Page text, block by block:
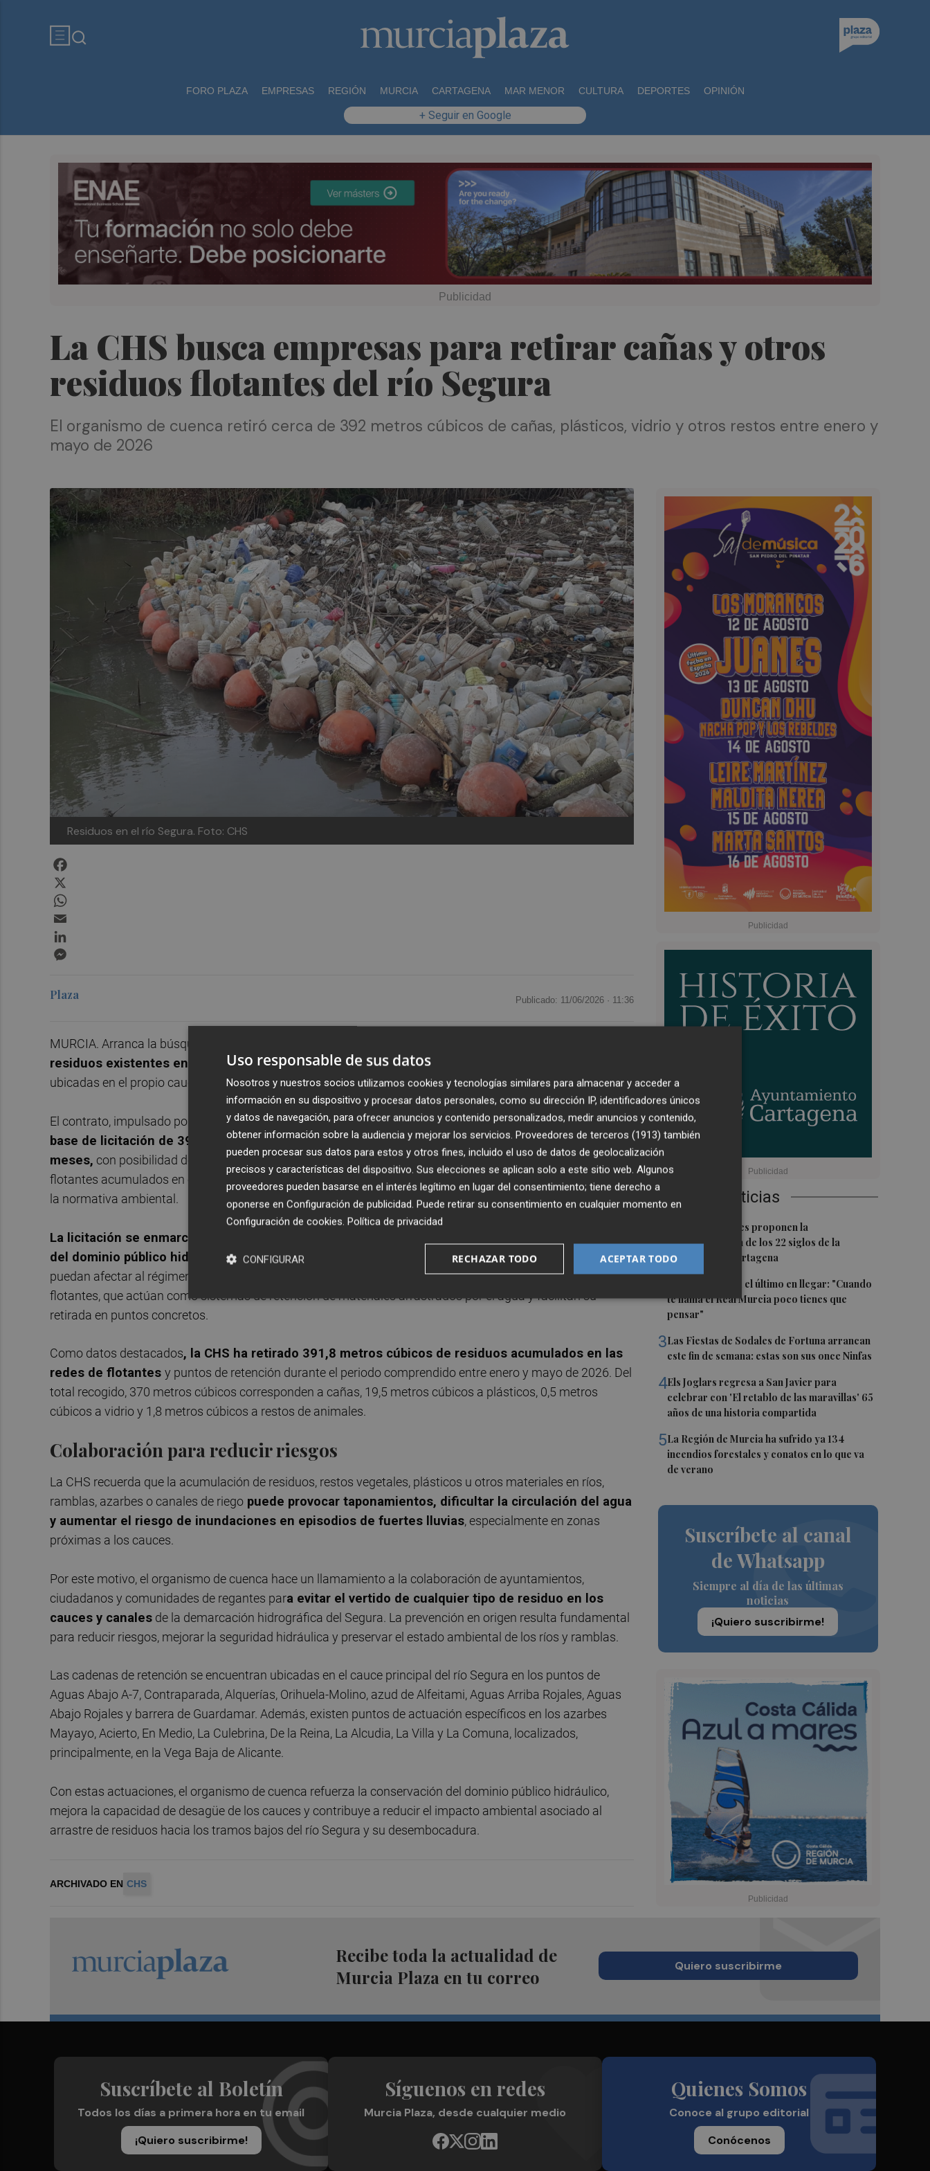
FORO PLAZA EMPRESAS REGIÓN MURCIA CARTAGENA MAR MENOR CULTURA DEPORTES OPINIÓN
+ Seguir en Google
La CHS busca empresas para retirar cañas y otros
residuos flotantes del río Segura
El organismo de cuenca retiró cerca de 392 metros cúbicos de cañas, plásticos, vidrio y otros restos entre enero y
mayo de 2026
Residuos en el río Segura. Foto: CHS
Últimas Noticias
Dos asociaciones proponen la
conmemoración de los 22 siglos de la
fundación de Cartagena
Álvaro Giménez, el último en llegar: "Cuando
te llama el Real Murcia poco tienes que
pensar"
3Las Fiestas de Sodales de Fortuna arrancan
este fin de semana: estas son sus once Ninfas
4Els Joglars regresa a San Javier para
celebrar con 'El retablo de las maravillas' 65
años de una historia compartida
5La Región de Murcia ha sufrido ya 134
incendios forestales y conatos en lo que va
de verano
Suscríbete al canal
de Whatsapp
Siempre al día de las últimas
noticias
¡Quiero suscribirme!
Plaza Publicado: 11/06/2026 · 11:36
MURCIA. Arranca la búsqueda de empresas para la
residuos existentes en el río Segura, en las inmediaciones de las cadenas de retención de flotantes
ubicadas en el propio cauce y en los azarbes del cauce viejo.
El contrato, impulsado por la Confederación Hidrográfica del Segura (CHS), cuenta con unpresupuesto
base de licitación de 393.863,74 euros,IVA incluido. El plazo de duración previsto es de 24
meses, con posibilidad de prórroga por otros 24 meses, y su objeto es garantizar la retirada de residuos
flotantes acumulados en estos puntos de retención, así como su transporte y gestión posterior conforme a
la normativa ambiental.
La licitación se enmarca en las actuaciones que desarrolla la CHS para la conservación y mejora
del dominio público hidráulico, la protección del estado de los cauces y la reducción de obstáculos que
puedan afectar al régimen de corrientes. Estos trabajos permiten mantener operativas las redes de
flotantes, que actúan como sistemas de retención de materiales arrastrados por el agua y facilitan su
retirada en puntos concretos.
Como datos destacados, la CHS ha retirado 391,8 metros cúbicos de residuos acumulados en las
redes de flotantes y puntos de retención durante el periodo comprendido entre enero y mayo de 2026. Del
total recogido, 370 metros cúbicos corresponden a cañas, 19,5 metros cúbicos a plásticos, 0,5 metros
cúbicos a vidrio y 1,8 metros cúbicos a restos de animales.
Colaboración para reducir riesgos
La CHS recuerda que la acumulación de residuos, restos vegetales, plásticos u otros materiales en ríos,
ramblas, azarbes o canales de riego puede provocar taponamientos, dificultar la circulación del agua
y aumentar el riesgo de inundaciones en episodios de fuertes lluvias, especialmente en zonas
próximas a los cauces.
Por este motivo, el organismo de cuenca hace un llamamiento a la colaboración de ayuntamientos,
ciudadanos y comunidades de regantes para evitar el vertido de cualquier tipo de residuo en los
cauces y canales de la demarcación hidrográfica del Segura. La prevención en origen resulta fundamental
para reducir riesgos, mejorar la seguridad hidráulica y preservar el estado ambiental de los ríos y ramblas.
Las cadenas de retención se encuentran ubicadas en el cauce principal del río Segura en los puntos de
Aguas Abajo A-7, Contraparada, Alquerías, Orihuela-Molino, azud de Alfeitami, Aguas Arriba Rojales, Aguas
Abajo Rojales y barrera de Guardamar. Además, existen puntos de actuación específicos en los azarbes
Mayayo, Acierto, En Medio, La Culebrina, De la Reina, La Alcudia, La Villa y La Comuna, localizados,
principalmente, en la Vega Baja de Alicante.
Con estas actuaciones, el organismo de cuenca refuerza la conservación del dominio público hidráulico,
mejora la capacidad de desagüe de los cauces y contribuye a reducir el impacto ambiental asociado al
arrastre de residuos hacia los tramos bajos del río Segura y su desembocadura.
ARCHIVADO EN CHS
Recibe toda la actualidad de
Murcia Plaza en tu correo
Quiero suscribirme
Suscríbete al Boletín
Todos los días a primera hora en tu email
¡Quiero suscribirme!
Síguenos en redes
Murcia Plaza, desde cualquier medio
Quienes Somos
Conoce al grupo editorial
Conócenos
Uso responsable de sus datos
Nosotros y nuestros socios utilizamos cookies y tecnologías similares para almacenar y acceder a
información en su dispositivo y procesar datos personales, como su dirección IP, identificadores únicos
y datos de navegación, para ofrecer anuncios y contenido personalizados, medir anuncios y contenido,
obtener información sobre la audiencia y mejorar los servicios. Proveedores de terceros (1913) también
pueden procesar sus datos para estos y otros fines, incluido el uso de datos de geolocalización
precisos y características del dispositivo. Sus elecciones se aplican solo a este sitio web. Algunos
proveedores pueden basarse en el interés legítimo en lugar del consentimiento; tiene derecho a
oponerse en Configuración de publicidad. Puede retirar su consentimiento en cualquier momento en
Configuración de cookies. Política de privacidad
ACEPTAR TODO
RECHAZAR TODO
CONFIGURAR